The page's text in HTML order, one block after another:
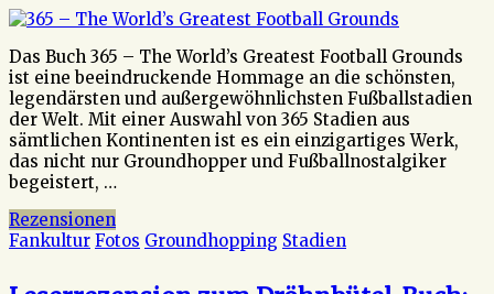
Das Buch 365 – The World’s Greatest Football Grounds
ist eine beeindruckende Hommage an die schönsten,
legendärsten und außergewöhnlichsten Fußballstadien
der Welt. Mit einer Auswahl von 365 Stadien aus
sämtlichen Kontinenten ist es ein einzigartiges Werk,
das nicht nur Groundhopper und Fußballnostalgiker
begeistert, …
Rezensionen
Fankultur Fotos Groundhopping Stadien